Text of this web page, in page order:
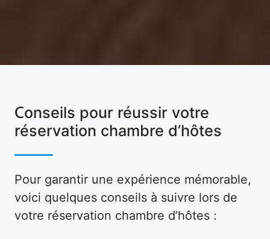
Conseils pour réussir votre
réservation chambre d’hôtes
Pour garantir une expérience mémorable,
voici quelques conseils à suivre lors de
votre réservation chambre d’hôtes :